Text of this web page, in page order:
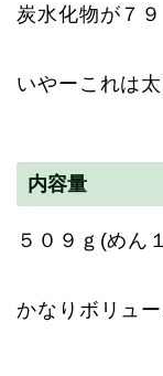
炭水化物が７９
いやーこれは
内容量
５０９ｇ(めん
かなりボリュー